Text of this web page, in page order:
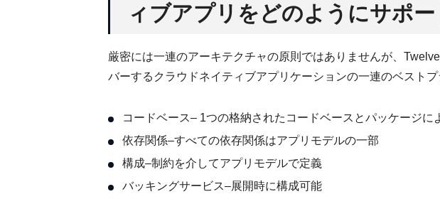
ィブアプリをどのようにサポ
厳密には一連のアーキテクチャの原則ではありませんが、
バーするクラウドネイティブアプリケーションの一連のベストプ
コードベース– 1つの格納されたコードベースとパッケージに
依存関係–すべての依存関係はアプリモデルの一部
構成–制約を介してアプリモデルで定義
バッキングサービス–展開時に構成可能